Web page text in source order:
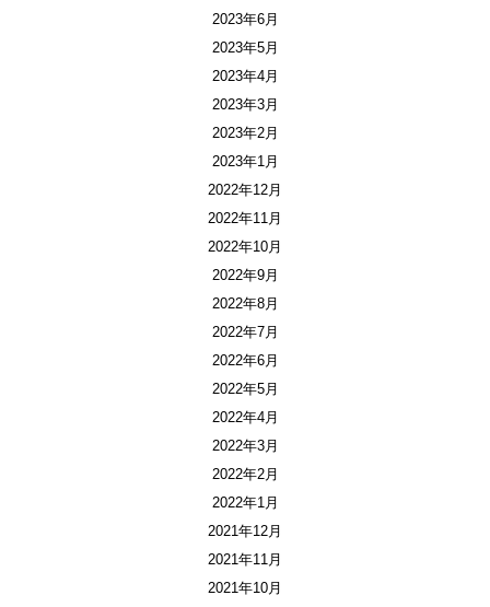
2023年6月
2023年5月
2023年4月
2023年3月
2023年2月
2023年1月
2022年12月
2022年11月
2022年10月
2022年9月
2022年8月
2022年7月
2022年6月
2022年5月
2022年4月
2022年3月
2022年2月
2022年1月
2021年12月
2021年11月
2021年10月